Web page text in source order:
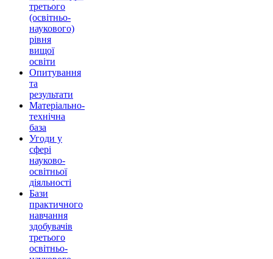
третього
(освітньо-
наукового)
рівня
вищої
освіти
Опитування
та
результати
Матеріально-
технічна
база
Угоди у
сфері
науково-
освітньої
діяльності
Бази
практичного
навчання
здобувачів
третього
освітньо-